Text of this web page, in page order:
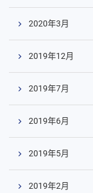
2020年3月
2019年12月
2019年7月
2019年6月
2019年5月
2019年2月